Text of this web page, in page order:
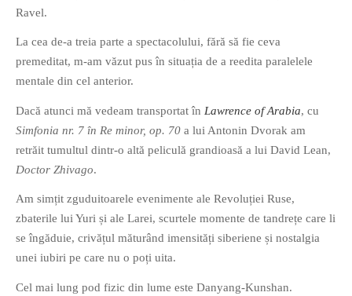
Ravel.
La cea de-a treia parte a spectacolului, fără să fie ceva
premeditat, m-am văzut pus în situația de a reedita paralelele
mentale din cel anterior.
Dacă atunci mă vedeam transportat în Lawrence of Arabia, cu
Simfonia nr. 7 în Re minor, op. 70 a lui Antonin Dvorak am
retrăit tumultul dintr-o altă peliculă grandioasă a lui David Lean,
Doctor Zhivago.
Am simțit zguduitoarele evenimente ale Revoluției Ruse,
zbaterile lui Yuri și ale Larei, scurtele momente de tandrețe care li
se îngăduie, crivățul măturând imensități siberiene și nostalgia
unei iubiri pe care nu o poți uita.
Cel mai lung pod fizic din lume este Danyang-Kunshan.